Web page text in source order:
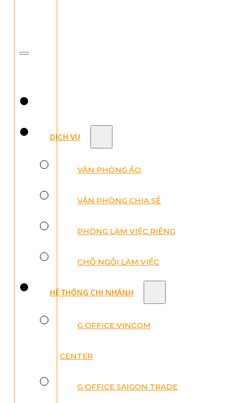
DỊCH VỤ
VĂN PHÒNG ẢO
VĂN PHÒNG CHIA SẺ
PHÒNG LÀM VIỆC RIÊNG
CHỖ NGỒI LÀM VIỆC
HỆ THỐNG CHI NHÁNH
G OFFICE VINCOM
CENTER
G OFFICE SAIGON TRADE